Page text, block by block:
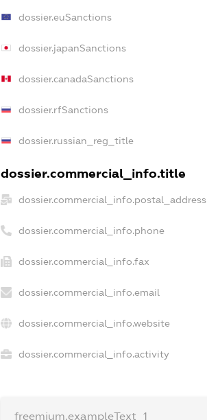
dossier.euSanctions
dossier.japanSanctions
dossier.canadaSanctions
dossier.rfSanctions
dossier.russian_reg_title
dossier.commercial_info.title
dossier.commercial_info.postal_address
dossier.commercial_info.phone
dossier.commercial_info.fax
dossier.commercial_info.email
dossier.commercial_info.website
dossier.commercial_info.activity
freemium.exampleText_1